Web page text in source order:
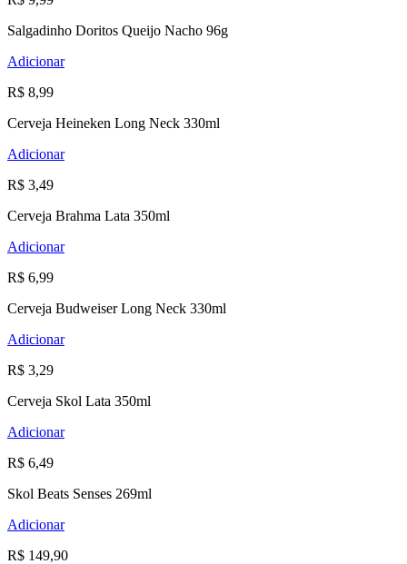
Salgadinho Doritos Queijo Nacho 96g
Adicionar
R$ 8,99
Cerveja Heineken Long Neck 330ml
Adicionar
R$ 3,49
Cerveja Brahma Lata 350ml
Adicionar
R$ 6,99
Cerveja Budweiser Long Neck 330ml
Adicionar
R$ 3,29
Cerveja Skol Lata 350ml
Adicionar
R$ 6,49
Skol Beats Senses 269ml
Adicionar
R$ 149,90